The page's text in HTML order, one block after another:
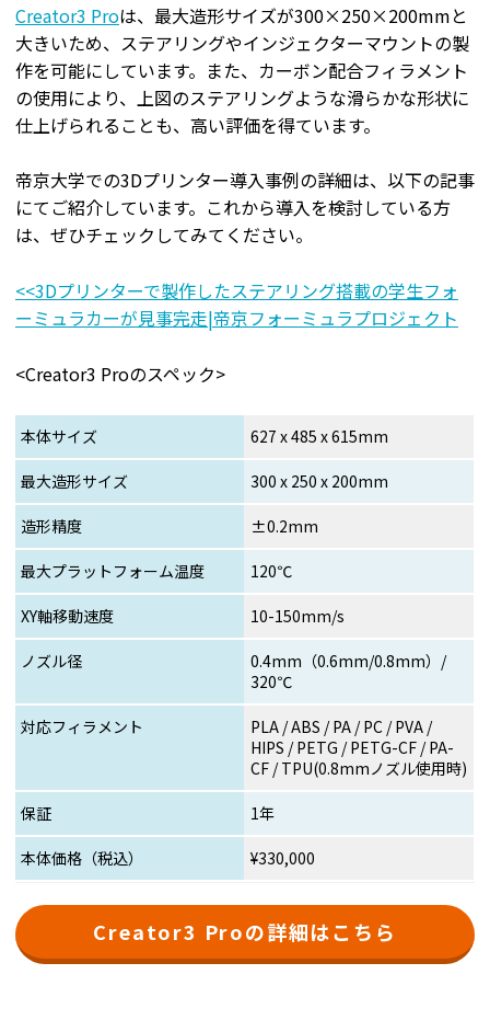
Creator3 Proは、最大造形サイズが300×250×200mmと
大きいため、ステアリングやインジェクターマウントの製
作を可能にしています。また、カーボン配合フィラメント
の使用により、上図のステアリングような滑らかな形状に
仕上げられることも、高い評価を得ています。
帝京大学での3Dプリンター導入事例の詳細は、以下の記事
にてご紹介しています。これから導入を検討している方
は、ぜひチェックしてみてください。
<<3Dプリンターで製作したステアリング搭載の学生フォ
ーミュラカーが見事完走|帝京フォーミュラプロジェクト
<Creator3 Proのスペック>
本体サイズ 627 x 485 x 615mm
最大造形サイズ 300 x 250 x 200mm
造形精度 ±0.2mm
最大プラットフォーム温度 120℃
XY軸移動速度 10-150mm/s
ノズル径
0.4mm（0.6mm/0.8mm）/
320℃
対応フィラメント
PLA / ABS / PA / PC / PVA /
HIPS / PETG / PETG-CF / PA-
CF / TPU(0.8mmノズル使用時)
保証 1年
本体価格（税込） ¥330,000
Creator3 Proの詳細はこちら